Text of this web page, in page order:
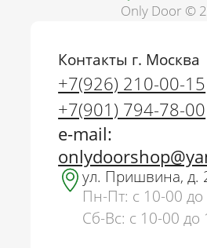
Only Door ©
Контакты г. Москва
+7(926) 210-00-15
+7(901) 794-78-00
e-mail:
ул. Пришвина, д.
Пн-Пт: с 10-00
Сб-Вс: с 10-00 до